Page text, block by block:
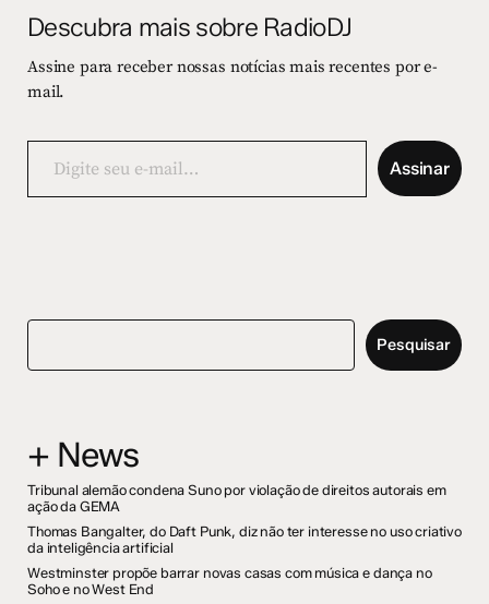
Descubra mais sobre RadioDJ
Assine para receber nossas notícias mais recentes por e-
mail.
mail…
Assinar
Pesquisar
+ News
Tribunal alemão condena Suno por violação de direitos autorais em
ação da GEMA
Thomas Bangalter, do Daft Punk, diz não ter interesse no uso criativo
da inteligência artificial
Westminster propõe barrar novas casas com música e dança no
Soho e no West End